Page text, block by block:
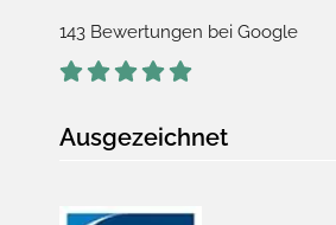
143 Bewertungen bei Google
Ausgezeichnet